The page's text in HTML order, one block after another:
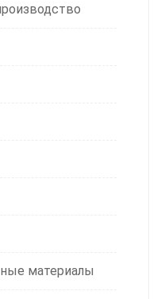
материалы